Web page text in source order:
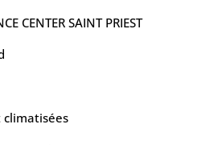
CENTER SAINT PRIEST
climatisées